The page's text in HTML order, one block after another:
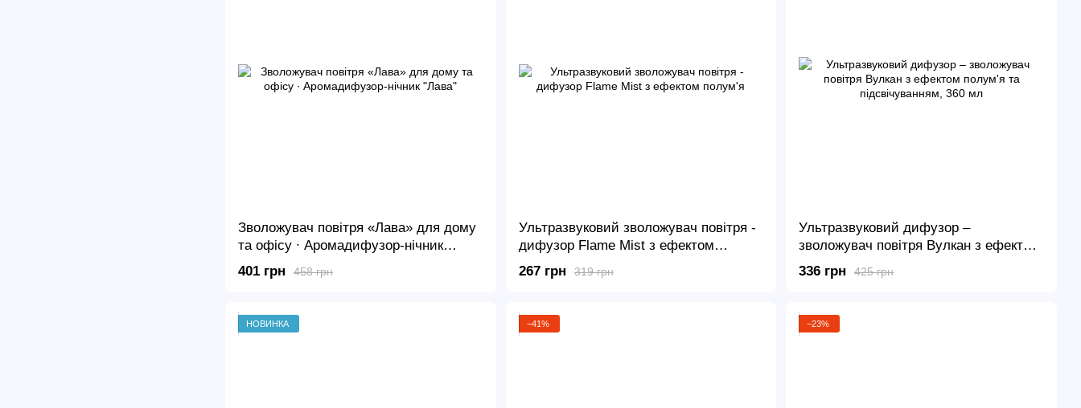
Зволожувач повітря «Лава» для дому
та офісу ∙ Аромадифузор-нічник
"Лава"
458 грн
401 грн
Ультразвуковий зволожувач повітря -
дифузор Flame Mist з ефектом
полум'я
319 грн
267 грн
Ультразвуковий дифузор –
зволожувач повітря Вулкан з ефектом
полум'я та підсвічуванням, 360 мл
425 грн
336 грн
НОВИНКА −41% −23%